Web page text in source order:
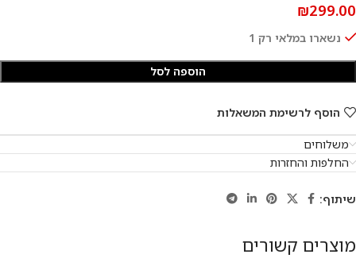
₪299.00
נשארו במלאי רק 1
הוספה לסל
הוסף לרשימת המשאלות
משלוחים
החלפות והחזרות
שיתוף:
מוצרים קשורים